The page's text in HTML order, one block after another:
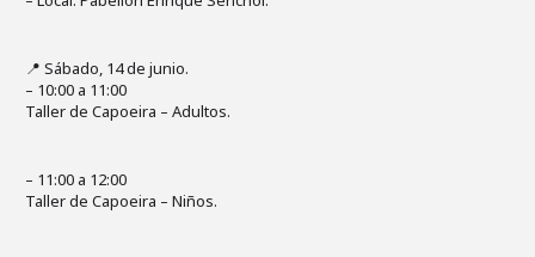
📍 Sábado, 14 de junio.
– 10:00 a 11:00
Taller de Capoeira – Adultos.
– 11:00 a 12:00
Taller de Capoeira – Niños.